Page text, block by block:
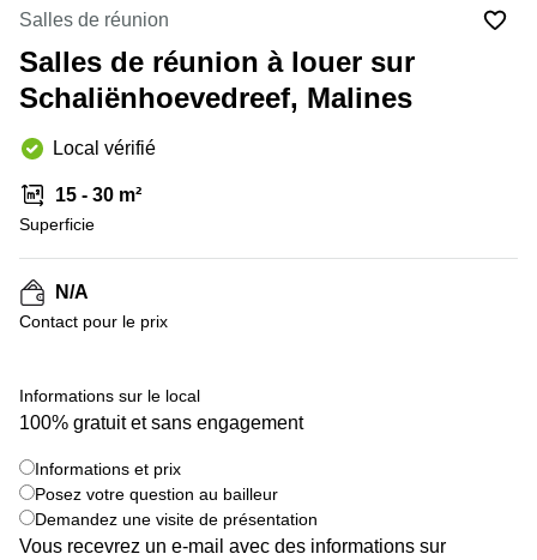
la
Neuve
Wavre
Centre
d'affaires
Anvers
Centre
Gand
Centre
d'affaires
Ville de
Bruxelles
Coworking
Ixelles
Namur
Coworking
Salle de
conférence
Bruxelles
Salles de réunion
Salles de réunion à louer sur
Schaliënhoevedreef, Malines
Local vérifié
15 - 30 m²
Superficie
N/A
Contact pour le prix
Informations sur le local
100% gratuit et sans engagement
Informations et prix
Posez votre question au bailleur
Demandez une visite de présentation
Vous recevrez un e-mail avec des informations sur